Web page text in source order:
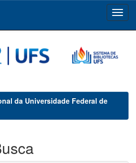
da Universidade Federal de